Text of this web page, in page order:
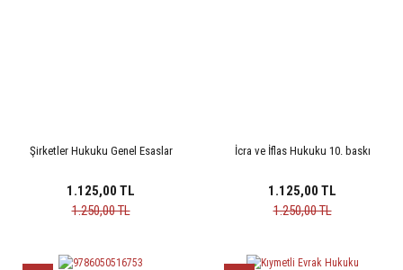
Şirketler Hukuku Genel Esaslar
1.125,00 TL
1.250,00 TL
İcra ve İflas Hukuku 10. baskı
1.125,00 TL
1.250,00 TL